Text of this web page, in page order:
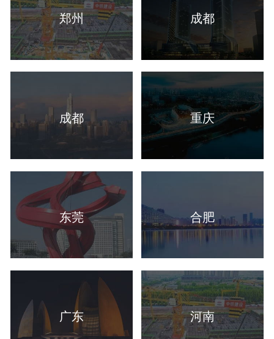
郑州 成都
成都 重庆
东莞 合肥
广东 河南